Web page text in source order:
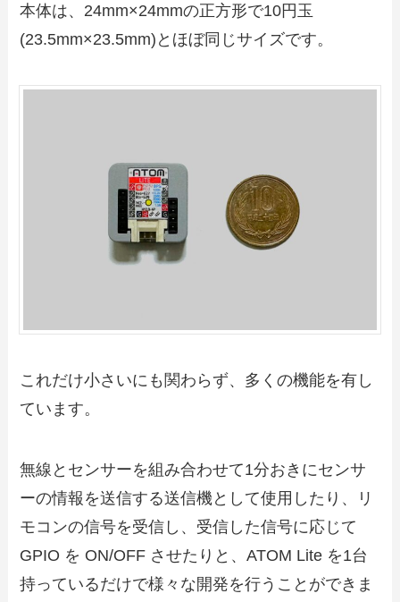
本体は、24mm×24mmの正方形で10円玉
(23.5mm×23.5mm)とほぼ同じサイズです。
これだけ小さいにも関わらず、多くの機能を有し
ています。
無線とセンサーを組み合わせて1分おきにセンサ
ーの情報を送信する送信機として使用したり、リ
モコンの信号を受信し、受信した信号に応じて
GPIO を ON/OFF させたりと、ATOM Lite を1台
持っているだけで様々な開発を行うことができま